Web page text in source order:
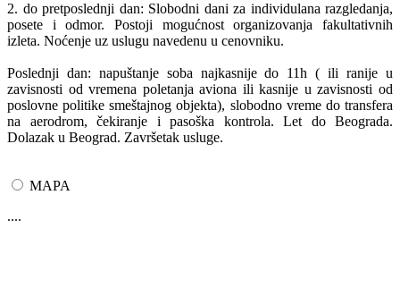
2. do pretposlednji dan: Slobodni dani za individulana razgledanja,
posete i odmor. Postoji mogućnost organizovanja fakultativnih
izleta. Noćenje uz uslugu navedenu u cenovniku.
Poslednji dan: napuštanje soba najkasnije do 11h ( ili ranije u
zavisnosti od vremena poletanja aviona ili kasnije u zavisnosti od
poslovne politike smeštajnog objekta), slobodno vreme do transfera
na aerodrom, čekiranje i pasoška kontrola. Let do Beograda.
Dolazak u Beograd. Završetak usluge.
MAPA
....